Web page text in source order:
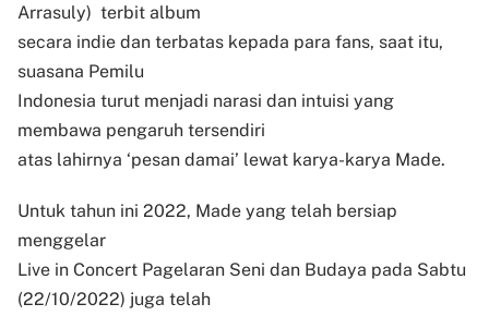
Arrasuly) terbit album
secara indie dan terbatas kepada para fans, saat itu,
suasana Pemilu
Indonesia turut menjadi narasi dan intuisi yang
membawa pengaruh tersendiri
atas lahirnya ‘pesan damai’ lewat karya-karya Made.
Untuk tahun ini 2022, Made yang telah bersiap
menggelar
Live in Concert Pagelaran Seni dan Budaya pada Sabtu
(22/10/2022) juga telah